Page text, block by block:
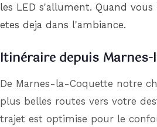
les LED s'allument. Quand
etes deja dans l'ambiance.
Itinéraire depuis
De Marnes-la-Coquette notre
plus belles routes vers votre
trajet est optimise pour le